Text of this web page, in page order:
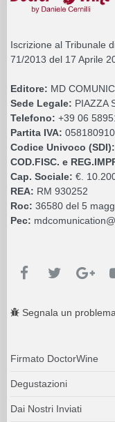
Iscrizione al Tribunale
71/2013 del 17 Aprile
Editore: MD
Sede Legale: PIAZZA
Telefono: +39 06
Partita IVA:
Codice Univoco (SDI):
COD.FISC. e
Cap. Sociale: €.
REA: RM 930252
Roc: 36580 del 5
Pec:
Segnala un problema
Firmato DoctorWine
Degustazioni
Dai Nostri Inviati